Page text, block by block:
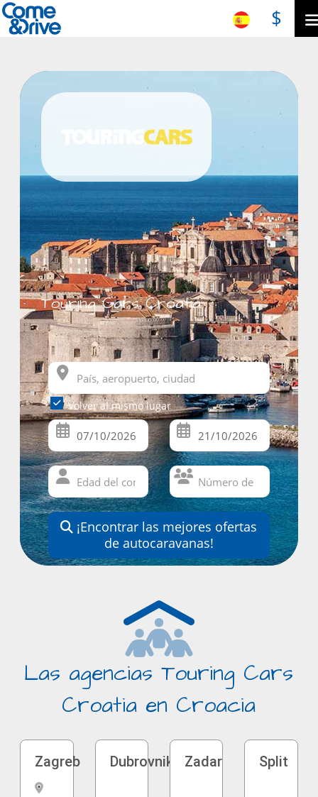
$
Touring Cars Croatia
Volver al mismo lugar
¡Encontrar las mejores ofertas
de autocaravanas!
Las agencias Touring Cars
Croatia en Croacia
Zagreb Dubrovnik Zadar Split